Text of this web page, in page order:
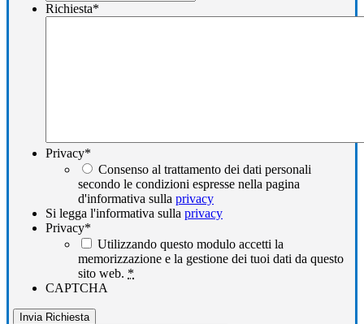
Richiesta*
Privacy*
Consenso al trattamento dei dati personali
secondo le condizioni espresse nella pagina
d'informativa sulla privacy
Si legga l'informativa sulla privacy
Privacy*
Utilizzando questo modulo accetti la
memorizzazione e la gestione dei tuoi dati da questo
sito web. *
CAPTCHA